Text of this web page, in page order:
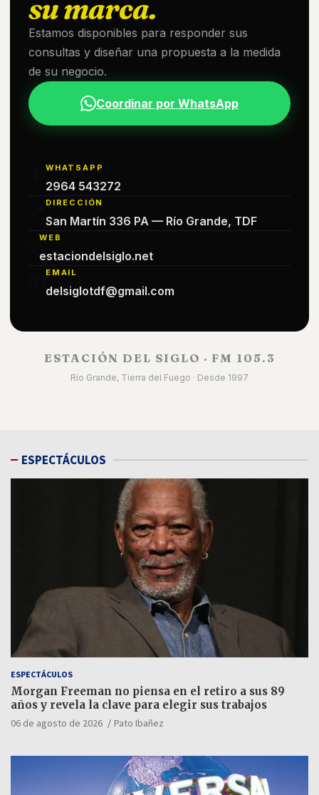
su marca.
Estamos disponibles para responder sus
consultas y diseñar una propuesta a la medida
de su negocio.
Coordinar por WhatsApp
WHATSAPP
2964 543272
DIRECCIÓN
San Martín 336 PA — Río Grande, TDF
WEB
estaciondelsiglo.net
EMAIL
delsiglotdf@gmail.com
ESTACIÓN DEL SIGLO · FM 105.3
Río Grande, Tierra del Fuego · Desde 1997
ESPECTÁCULOS
ESPECTÁCULOS
Morgan Freeman no piensa en el retiro a sus 89
años y revela la clave para elegir sus trabajos
06 de agosto de 2026 Pato Ibañez